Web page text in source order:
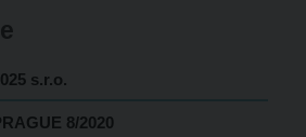
s.r.o.
8/2020